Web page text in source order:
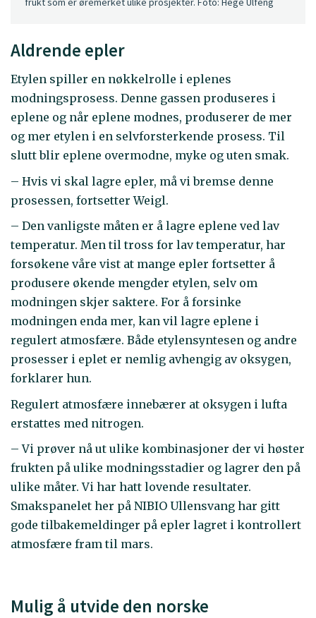
Aldrende epler
Etylen spiller en nøkkelrolle i eplenes
modningsprosess. Denne gassen produseres i
eplene og når eplene modnes, produserer de mer
og mer etylen i en selvforsterkende prosess. Til
slutt blir eplene overmodne, myke og uten smak.
– Hvis vi skal lagre epler, må vi bremse denne
prosessen, fortsetter Weigl.
– Den vanligste måten er å lagre eplene ved lav
temperatur. Men til tross for lav temperatur, har
forsøkene våre vist at mange epler fortsetter å
produsere økende mengder etylen, selv om
modningen skjer saktere. For å forsinke
modningen enda mer, kan vil lagre eplene i
regulert atmosfære. Både etylensyntesen og andre
prosesser i eplet er nemlig avhengig av oksygen,
forklarer hun.
Regulert atmosfære innebærer at oksygen i lufta
erstattes med nitrogen.
– Vi prøver nå ut ulike kombinasjoner der vi høster
frukten på ulike modningsstadier og lagrer den på
ulike måter. Vi har hatt lovende resultater.
Smakspanelet her på NIBIO Ullensvang har gitt
gode tilbakemeldinger på epler lagret i kontrollert
atmosfære fram til mars.
Mulig å utvide den norske